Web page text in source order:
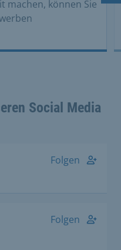
machen, können Sie
Social Media
Folgen
Folgen